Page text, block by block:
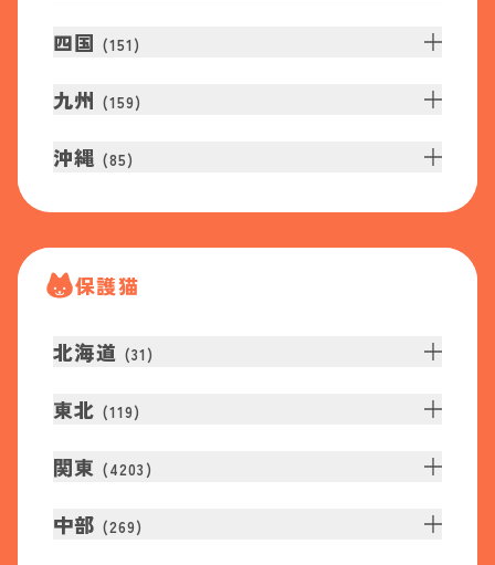
四国 (151 )
九州 (159)
沖縄 (85)
保護猫
北海道 (31 )
東北 (119)
関東 (4203 )
中部 (269)